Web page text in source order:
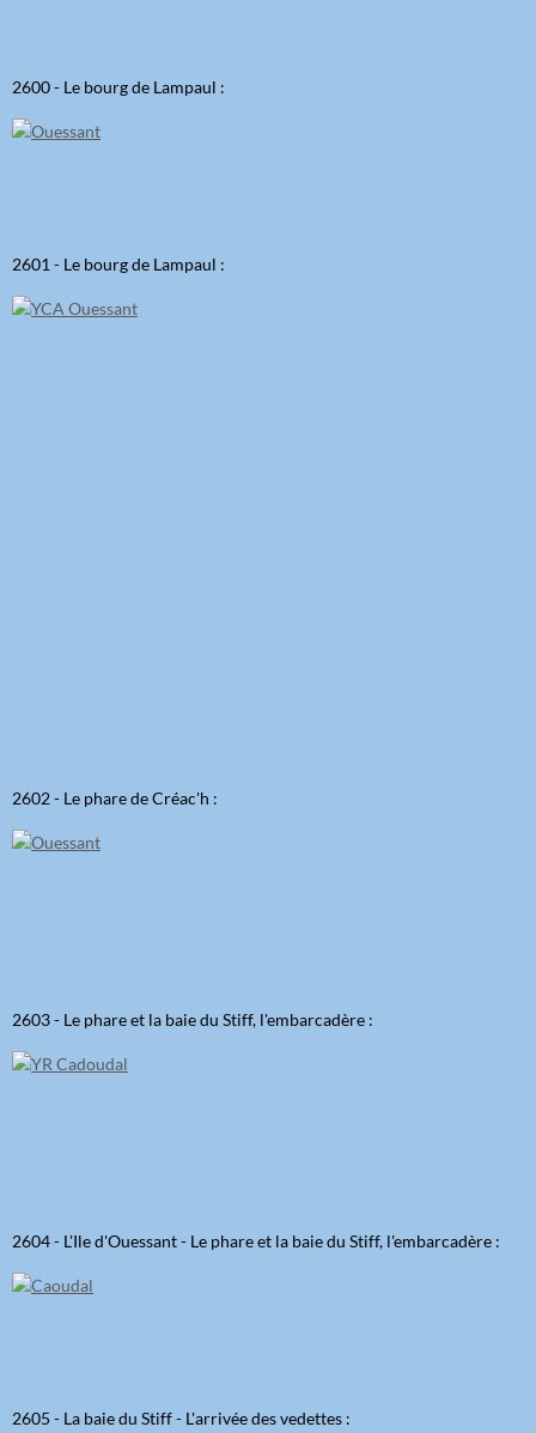
2600 - Le bourg de Lampaul :
2601 - Le bourg de Lampaul :
2602 - Le phare de Créac'h :
2603 - Le phare et la baie du Stiff, l'embarcadère :
2604 - L'Ile d'Ouessant - Le phare et la baie du Stiff, l'embarcadère :
2605 - La baie du Stiff - L'arrivée des vedettes :